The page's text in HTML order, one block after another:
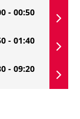
- 00:50
- 01:40
- 09:20